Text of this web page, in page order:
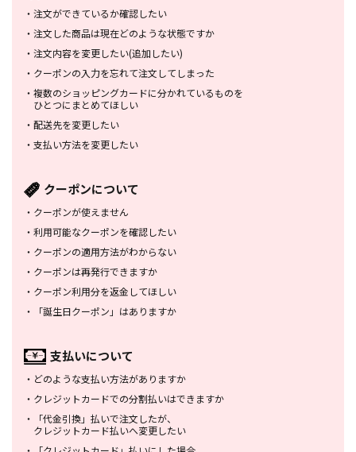
・ 注文ができているか確認したい
・ 注文した商品は現在どのような状態ですか
・ 注文内容を変更したい(追加したい)
・ クーポンの入力を忘れて注文してしまった
・ 複数のショッピングカードに分かれているものを
ひとつにまとめてほしい
・ 配送先を変更したい
・ 支払い方法を変更したい
クーポンについて
・ クーポンが使えません
・ 利用可能なクーポンを確認したい
・ クーポンの適用方法がわからない
・ クーポンは再発行できますか
・ クーポン利用分を返金してほしい
・
「誕生日クーポン」はありますか
支払いについて
・ どのような支払い方法がありますか
・ クレジットカードでの分割払いはできますか
・
「代金引換」払いで注文したが、
クレジットカード払いへ変更したい